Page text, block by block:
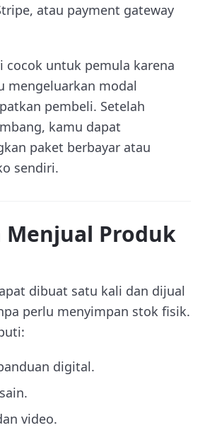
atau payment gateway
cocok untuk pemula karena
mengeluarkan modal
pembeli. Setelah
kamu dapat
paket berbayar atau
sendiri.
Menjual Produk
dibuat satu kali dan dijual
perlu menyimpan stok fisik.
digital.
video.